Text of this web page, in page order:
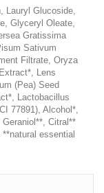
Lauryl Glucoside,
Glyceryl Oleate,
Gratissima
Sativum
Filtrate, Oryza
Lens
(Pea) Seed
Lactobacillus
77891), Alcohol*,
Citral**
essential